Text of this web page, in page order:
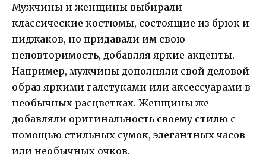
Мужчины и женщины выбирали
классические костюмы, состоящие из брюк и
пиджаков, но придавали им свою
неповторимость, добавляя яркие акценты.
Например, мужчины дополняли свой деловой
образ яркими галстуками или аксессуарами в
необычных расцветках. Женщины же
добавляли оригинальность своему стилю с
помощью стильных сумок, элегантных часов
или необычных очков.